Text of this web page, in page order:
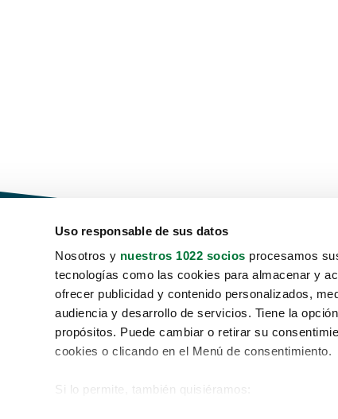
Uso responsable de sus datos
Nosotros y nuestros 1022 socios procesamos
tecnologías como las cookies para almacenar y
ofrecer publicidad y contenido personalizados,
audiencia y desarrollo de servicios. Tiene la
propósitos. Puede cambiar o retirar su
cookies o clicando en el Menú de consentimiento.
Si lo permite, también quisiéramos: